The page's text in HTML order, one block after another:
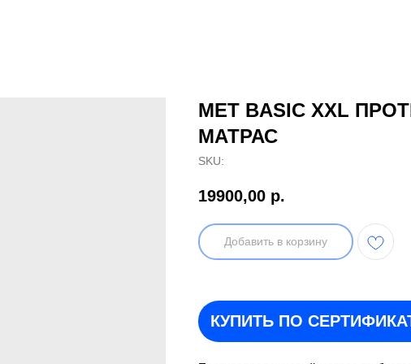
MET BASIC XXL
МАТРАС
SKU:
19900,00 р.
Добавить в корзину
КУПИТЬ ПО